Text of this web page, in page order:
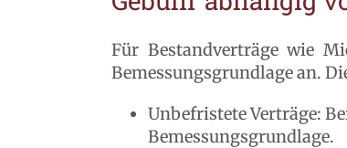
Für Bestandverträge wie
Bemessungsgrundlage an.
Unbefristete Verträge:
Bemessungsgrundlage.